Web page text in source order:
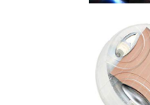
Accesorii Siguranta Auto
Banda Reflectorizanta
Brelocuri Auto Metalice Chei